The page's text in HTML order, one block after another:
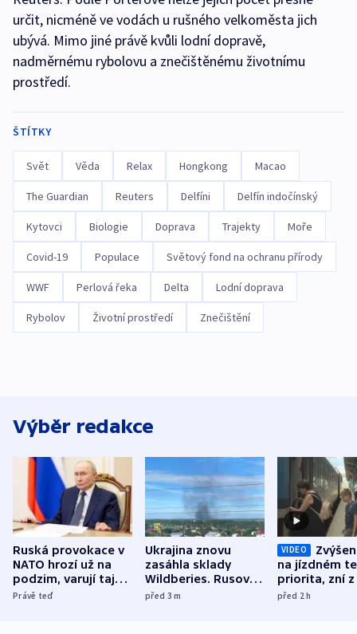
určit, nicméně ve vodách u rušného velkoměsta jich
ubývá. Mimo jiné právě kvůli lodní dopravě,
nadměrnému rybolovu a znečištěnému životnímu
prostředí.
ŠTÍTKY
Svět Věda Relax Hongkong Macao
The Guardian Reuters Delfíni Delfín indočínský
Kytovci Biologie Doprava Trajekty Moře
Covid-19 Populace Světový fond na ochranu přírody
WWF Perlová řeka Delta Lodní doprava
Rybolov Životní prostředí Znečištění
Výběr redakce
Ruská provokace v
NATO hrozí už na
podzim, varují tajné
služby USA
Právě teď
Ukrajina znovu
zasáhla sklady
Wildberies. Rusové
útočili v Charkovské
před 3m
VIDEO
na jízdném
priorita, zní z
před 2h